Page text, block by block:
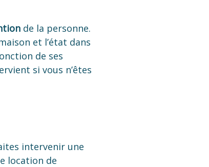
de la personne.
et l’état dans
de ses
si vous n’êtes
intervenir une
location de